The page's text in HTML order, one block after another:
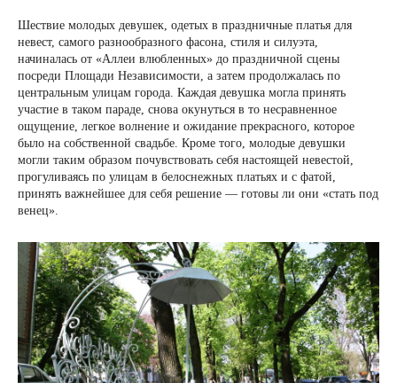
Шествие молодых девушек, одетых в праздничные платья для
невест, самого разнообразного фасона, стиля и силуэта,
начиналась от «Аллеи влюбленных» до праздничной сцены
посреди Площади Независимости, а затем продолжалась по
центральным улицам города. Каждая девушка могла принять
участие в таком параде, снова окунуться в то несравненное
ощущение, легкое волнение и ожидание прекрасного, которое
было на собственной свадьбе. Кроме того, молодые девушки
могли таким образом почувствовать себя настоящей невестой,
прогуливаясь по улицам в белоснежных платьях и с фатой,
принять важнейшее для себя решение — готовы ли они «стать под
венец».